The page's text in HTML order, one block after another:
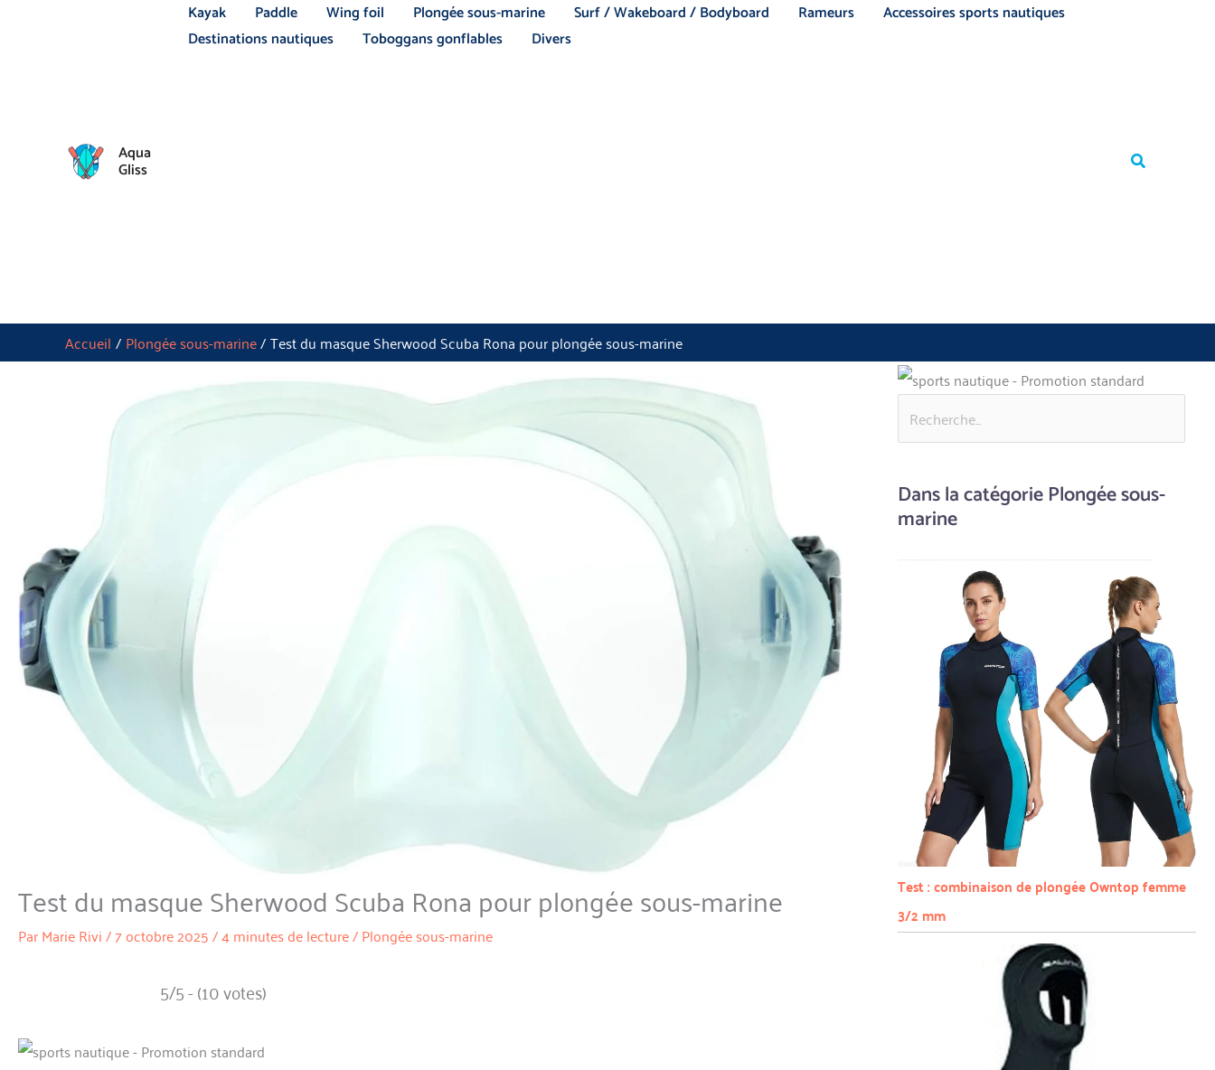
Aqua
Gliss
Kayak Paddle Wing foil Plongée sous-marine Surf / Wakeboard / Bodyboard Rameurs
Accessoires sports nautiques
Destinations nautiques
Toboggans gonflables Divers
Rechercher
Accueil Plongée sous-marine Test du masque Sherwood Scuba Rona pour plongée sous-marine
Test du masque Sherwood Scuba Rona pour plongée sous-marine
ParMarie Rivi/7 octobre 2025/4 minutes de lecture/Plongée sous-marine
5/5 - (10 votes)
Rechercher
Dans la catégorie Plongée sous-
marine
Test : combinaison de plongée Owntop femme
3/2 mm